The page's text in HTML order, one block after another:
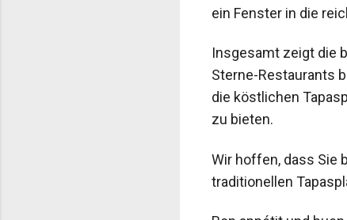
ein Fenster in die
Insgesamt zeigt die
Sterne-Restaurants
die köstlichen
zu bieten.
Wir hoffen, dass Sie
traditionellen